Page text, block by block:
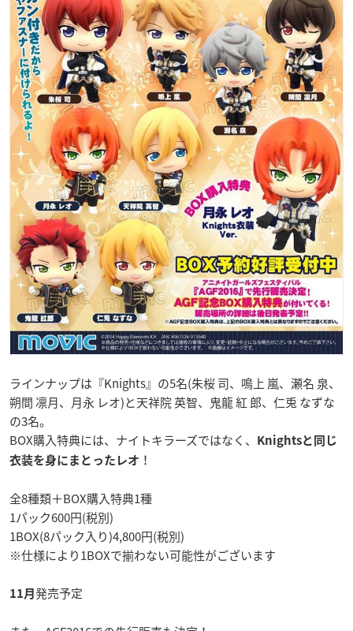
ラインナップは『Knights』の5名(朱桜 司、鳴上 嵐、瀬名 泉、
朔間 凛月、月永 レオ)と天祥院 英智、鬼龍 紅 郎、仁兎 なずな
の3名。
BOX購入特典には、ナイトキラーズではなく、
Knightsと同じ
衣装を身にまとったレオ ！
全8種類＋BOX購入特典1種
1パック600円(税別)
1BOX(8パック入り)4,800円(税別)
※仕様により1BOXで揃わない可能性がございます
11月 発売予定